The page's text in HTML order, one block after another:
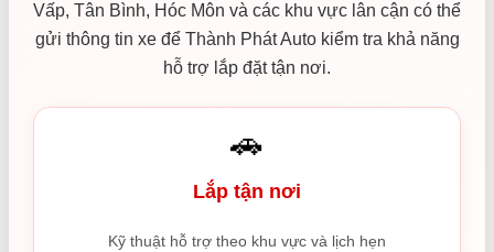
Vấp, Tân Bình, Hóc Môn và các khu vực lân cận có thể
gửi thông tin xe để Thành Phát Auto kiểm tra khả năng
hỗ trợ lắp đặt tận nơi.
🚗
Lắp tận nơi
Kỹ thuật hỗ trợ theo khu vực và lịch hẹn